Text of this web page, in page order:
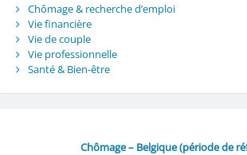
Chômage & recherche d’emploi
Vie financière
Vie de couple
Vie professionnelle
Santé & Bien-être
Chômage – Belgique (période de